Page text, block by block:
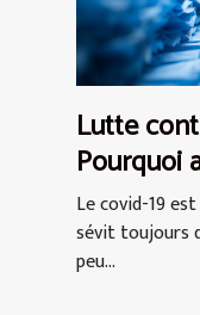
Lutte
Pourquoi
de
Le covid-19
sévit toujours
peu...